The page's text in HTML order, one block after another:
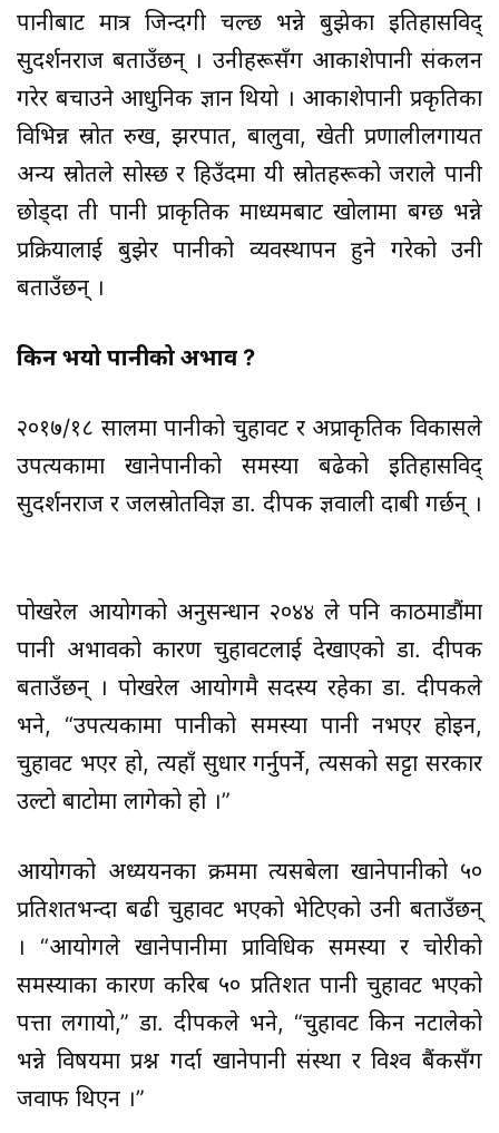
पानीबाट मात्र जिन्दगी चल्छ भन्ने बुझेका इतिहासविद्
सुदर्शनराज बताउँछन् । उनीहरूसँग आकाशेपानी संकलन
गरेर बचाउने आधुनिक ज्ञान थियो । आकाशेपानी प्रकृतिका
विभिन्न स्रोत रुख, झरपात, बालुवा, खेती प्रणालीलगायत
अन्य स्रोतले सोस्छ र हिउँदमा यी स्रोतहरूको जराले पानी
छोड्दा ती पानी प्राकृतिक माध्यमबाट खोलामा बग्छ भन्ने
प्रक्रियालाई बुझेर पानीको व्यवस्थापन हुने गरेको उनी
बताउँछन् ।
किन भयो पानीको अभाव ?
२०१७/१८ सालमा पानीको चुहावट र अप्राकृतिक विकासले
उपत्यकामा खानेपानीको समस्या बढेको इतिहासविद्
सुदर्शनराज र जलस्रोतविज्ञ डा. दीपक ज्ञवाली दाबी गर्छन् ।
पोखरेल आयोगको अनुसन्धान २०४४ ले पनि काठमाडौंमा
पानी अभावको कारण चुहावटलाई देखाएको डा. दीपक
बताउँछन् । पोखरेल आयोगमै सदस्य रहेका डा. दीपकले
भने, “उपत्यकामा पानीको समस्या पानी नभएर होइन,
चुहावट भएर हो, त्यहाँ सुधार गर्नुपर्ने, त्यसको सट्टा सरकार
उल्टो बाटोमा लागेको हो ।”
आयोगको अध्ययनका क्रममा त्यसबेला खानेपानीको ५०
प्रतिशतभन्दा बढी चुहावट भएको भेटिएको उनी बताउँछन्
। “आयोगले खानेपानीमा प्राविधिक समस्या र चोरीको
समस्याका कारण करिब ५० प्रतिशत पानी चुहावट भएको
पत्ता लगायो,” डा. दीपकले भने, “चुहावट किन नटालेको
भन्ने विषयमा प्रश्न गर्दा खानेपानी संस्था र विश्व बैंकसँग
जवाफ थिएन ।”